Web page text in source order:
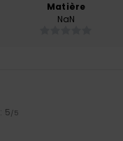
Matière
NaN
: 5/5